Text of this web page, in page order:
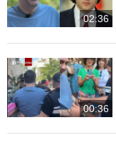
02:36
00:36